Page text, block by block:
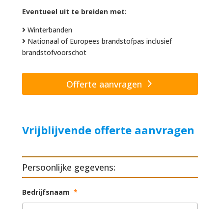
Eventueel uit te breiden met:
Winterbanden
Nationaal of Europees brandstofpas inclusief
brandstofvoorschot
Offerte aanvragen
Vrijblijvende offerte aanvragen
Persoonlijke gegevens:
Bedrijfsnaam *